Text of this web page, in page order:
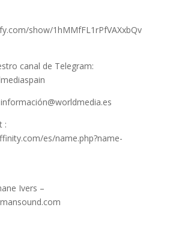
show/1hMMfFL1rPfVAXxbQv
canal de Telegram:
:
es/name.php?name-
Ivers –